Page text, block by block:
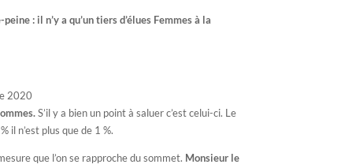
: il n’y a qu’un tiers d’élues Femmes à la
2020
S’il y a bien un point à saluer c’est celui-ci. Le
il n’est plus que de 1 %.
que l’on se rapproche du sommet. Monsieur le